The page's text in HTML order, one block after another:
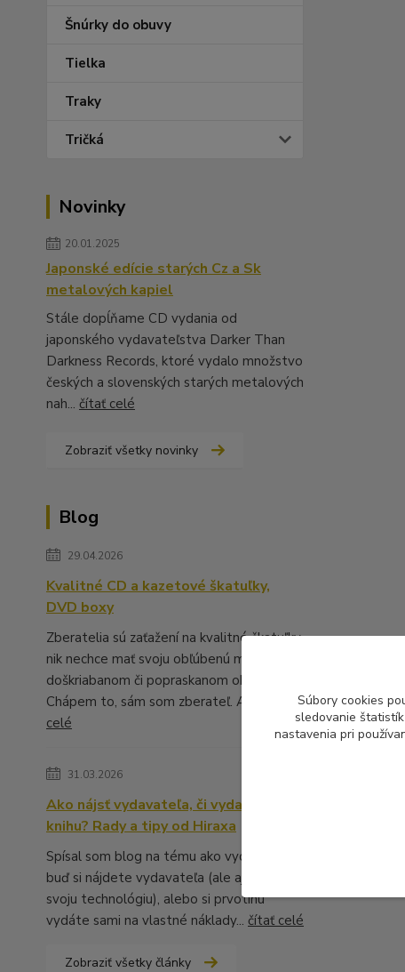
Šnúrky do obuvy
Tielka
Traky
Tričká
Novinky
20.01.2025
Japonské edície starých Cz a Sk
metalových kapiel
Stále dopĺňame CD vydania od
japonského vydavateľstva Darker Than
Darkness Records, ktoré vydalo množstvo
českých a slovenských starých metalových
nah... čítať celé
Zobraziť všetky novinky
Blog
29.04.2026
Kvalitné CD a kazetové škatuľky,
DVD boxy
Zberatelia sú zaťažení na kvalitné škatuľky,
nik nechce mať svoju obľúbenú muziku v
doškriabanom či popraskanom obale.
Chápem to, sám som zberateľ. A ...
celé
31.03.2026
Ako nájsť vydavateľa, či vydať vlastnú
knihu? Rady a tipy od Hiraxa
Spísal som blog na tému ako vydať knihu -
buď si nájdete vydavateľa (ale aj to má
svoju technológiu), alebo si prvotinu
vydáte sami na vlastné náklady... čítať celé
Zobraziť všetky články
Súbory cookies
sledovanie
nastavenia pri